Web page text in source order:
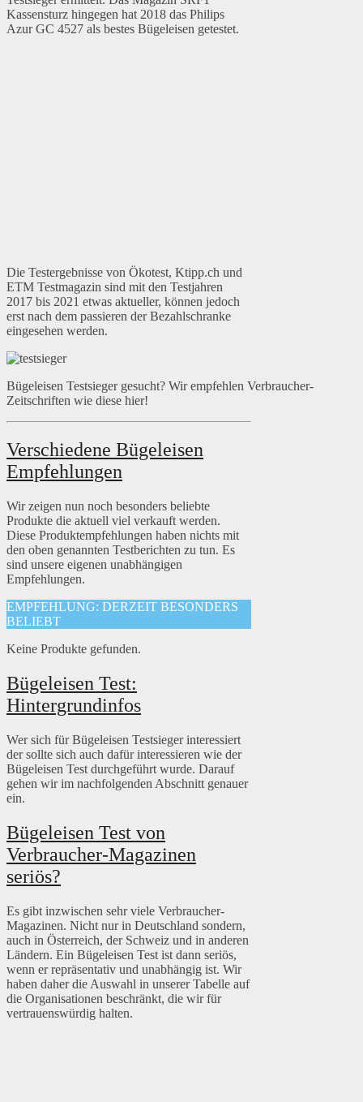
Kassensturz hingegen hat 2018 das Philips
Azur GC 4527 als bestes Bügeleisen getestet.
Die Testergebnisse von Ökotest, Ktipp.ch und
ETM Testmagazin sind mit den Testjahren
2017 bis 2021 etwas aktueller, können jedoch
erst nach dem passieren der Bezahlschranke
eingesehen werden.
Bügeleisen Testsieger gesucht? Wir empfehlen Verbraucher-
Zeitschriften wie diese hier!
Verschiedene Bügeleisen
Empfehlungen
Wir zeigen nun noch besonders beliebte
Produkte die aktuell viel verkauft werden.
Diese Produktempfehlungen haben nichts mit
den oben genannten Testberichten zu tun. Es
sind unsere eigenen unabhängigen
Empfehlungen.
EMPFEHLUNG: DERZEIT BESONDERS
BELIEBT
Keine Produkte gefunden.
Bügeleisen Test:
Hintergrundinfos
Wer sich für Bügeleisen Testsieger interessiert
der sollte sich auch dafür interessieren wie der
Bügeleisen Test durchgeführt wurde. Darauf
gehen wir im nachfolgenden Abschnitt genauer
ein.
Bügeleisen Test von
Verbraucher-Magazinen
seriös?
Es gibt inzwischen sehr viele Verbraucher-
Magazinen. Nicht nur in Deutschland sondern,
auch in Österreich, der Schweiz und in anderen
Ländern. Ein Bügeleisen Test ist dann seriös,
wenn er repräsentativ und unabhängig ist. Wir
haben daher die Auswahl in unserer Tabelle auf
die Organisationen beschränkt, die wir für
vertrauenswürdig halten.